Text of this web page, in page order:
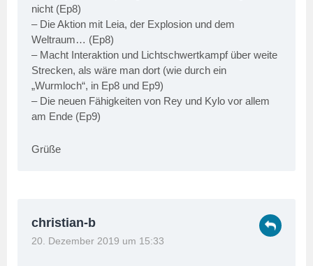
nicht (Ep8)
– Die Aktion mit Leia, der Explosion und dem
Weltraum… (Ep8)
– Macht Interaktion und Lichtschwertkampf über weite
Strecken, als wäre man dort (wie durch ein
„Wurmloch“, in Ep8 und Ep9)
– Die neuen Fähigkeiten von Rey und Kylo vor allem
am Ende (Ep9)
Grüße
christian-b
20. Dezember 2019 um 15:33